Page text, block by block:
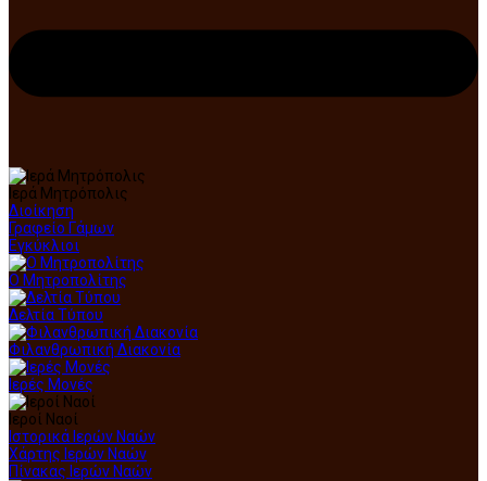
Ιερά Μητρόπολις
Διοίκηση
Γραφείο Γάμων
Εγκύκλιοι
Ο Μητροπολίτης
Δελτία Τύπου
Φιλανθρωπική Διακονία
Ιερές Μονές
Ιεροί Ναοί
Ιστορικά Ιερών Ναών
Χάρτης Ιερών Ναών
Πίνακας Ιερών Ναών